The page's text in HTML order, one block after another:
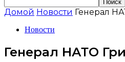
Домой Новости Генерал
Новости
Генерал НАТО